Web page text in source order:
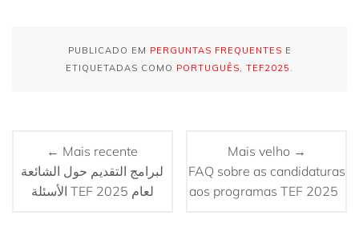
PUBLICADO EM PERGUNTAS FREQUENTES E
ETIQUETADAS COMO PORTUGUÊS, TEF2025 .
← Mais recente
لبرامج التقديم حول الشائعة
الأسئلة TEF 2025 لعام
Mais velho →
FAQ sobre as candidaturas
aos programas TEF 2025